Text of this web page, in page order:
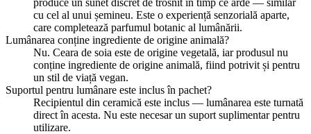
cu cel al unui șemineu. Este o experiență senzorială aparte,
care completează parfumul botanic al lumânării.
Lumânarea conține ingrediente de origine animală?
Nu. Ceara de soia este de origine vegetală, iar produsul nu
conține ingrediente de origine animală, fiind potrivit și pentru
un stil de viață vegan.
Suportul pentru lumânare este inclus în pachet?
Recipientul din ceramică este inclus — lumânarea este turnată
direct în acesta. Nu este necesar un suport suplimentar pentru
utilizare.